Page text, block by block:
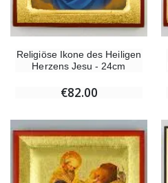
Religiöse Ikone des Heiligen
Herzens Jesu - 24cm
€82.00